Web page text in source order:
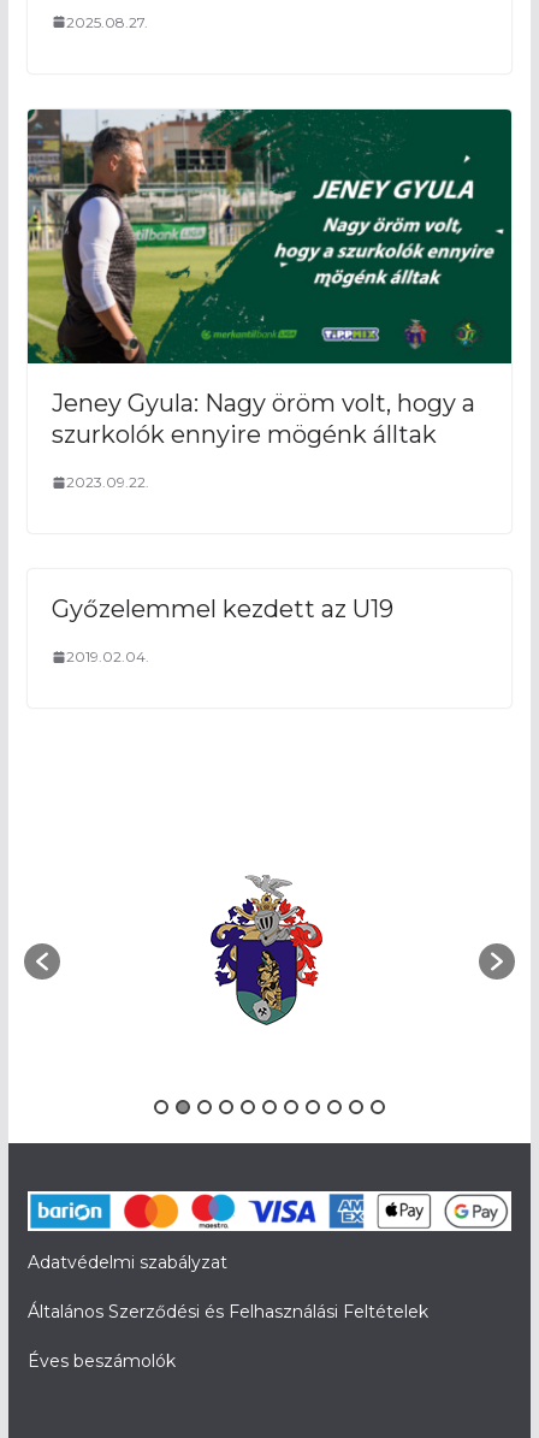
2025.08.27.
Jeney Gyula: Nagy öröm volt, hogy a
szurkolók ennyire mögénk álltak
2023.09.22.
Győzelemmel kezdett az U19
2019.02.04.
Adatvédelmi szabályzat
Általános Szerződési és Felhasználási Feltételek
Éves beszámolók